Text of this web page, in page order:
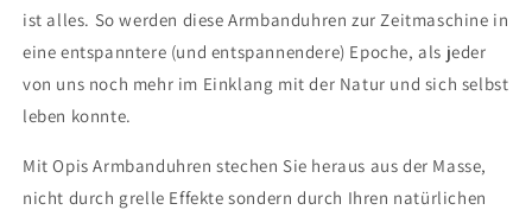
ist alles. So werden diese Armbanduhren zur Zeitmaschine in
eine entspanntere (und entspannendere) Epoche, als jeder
von uns noch mehr im Einklang mit der Natur und sich selbst
leben konnte.
Mit Opis Armbanduhren stechen Sie heraus aus der Masse,
nicht durch grelle Effekte sondern durch Ihren natürlichen